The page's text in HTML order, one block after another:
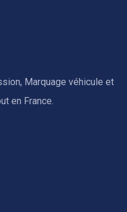
Marquage véhicule et
en France.